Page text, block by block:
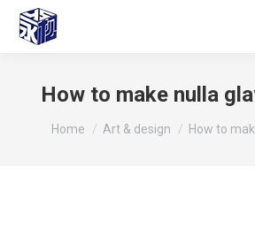
How to make nulla
You are here:
Home Art & design How to